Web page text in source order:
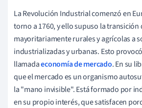
La Revolución Industrial comenzó en
torno a 1760, y ello supuso la transición
mayoritariamente rurales y agrícolas a
industrializadas y urbanas. Esto
llamadaeconomía de mercado. En su
que el mercado es un organismo
la "mano invisible". Está formado por
en su propio interés, que satisfacen